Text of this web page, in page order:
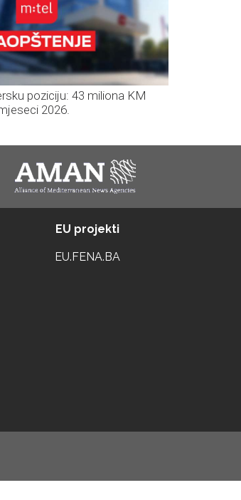
poziciju: 43 miliona KM
2026.
EU projekti
EU.FENA.BA